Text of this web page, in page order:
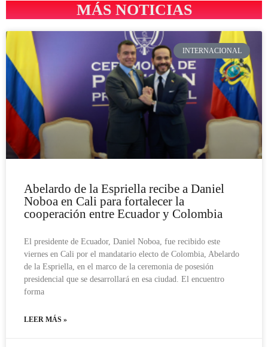
MÁS NOTICIAS
INTERNACIONAL
Abelardo de la Espriella recibe a Daniel
Noboa en Cali para fortalecer la
cooperación entre Ecuador y Colombia
El presidente de Ecuador, Daniel Noboa, fue recibido este
viernes en Cali por el mandatario electo de Colombia, Abelardo
de la Espriella, en el marco de la ceremonia de posesión
presidencial que se desarrollará en esa ciudad. El encuentro
forma
LEER MÁS »